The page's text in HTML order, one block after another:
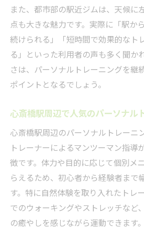
また、都市部の駅近ジムは、天候に
点も大きな魅力です。実際に「駅か
続けられる」「短時間で効果的なト
る」といった利用者の声も多く聞か
さは、パーソナルトレーニングを継
ポイントとなるでしょう。
心斎橋駅周辺で人気のパーソナル
心斎橋駅周辺のパーソナルトレーニ
トレーナーによるマンツーマン指導
徴です。体力や目的に応じて個別メ
らえるため、初心者から経験者まで
す。特に自然体験を取り入れたトレ
でのウォーキングやストレッチなど
の癒やしを感じながら運動できます。